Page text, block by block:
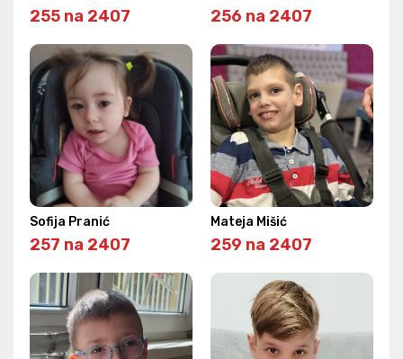
255 na 2407 256 na 2407
Sofija Pranić
257 na 2407
Mateja Mišić
259 na 2407